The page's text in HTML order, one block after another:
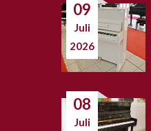
09
Juli
2026
08
Juli